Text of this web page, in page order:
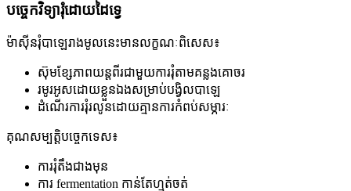
បច្ចេកវិទ្យារុំដោយដៃទ្វេ
ម៉ាស៊ីនរុំបាឡេរាងមូលនេះមានលក្ខណៈពិសេស៖
ស៊ុមខ្សែភាពយន្តពីរជាមួយការរុំតាមគន្លងគោចរ
រមូរអូសដោយខ្លួនឯងសម្រាប់បង្វិលបាឡេ
ដំណើរការរុំរលូនដោយគ្មានការកំពប់សម្ភារៈ
គុណសម្បត្តិបច្ចេកទេស៖
ការរុំតឹងជាងមុន
ការ fermentation កាន់តែហ្មត់ចត់